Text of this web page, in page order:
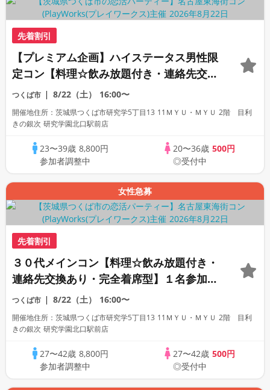
先着割引
【プレミアム企画】ハイステータス男性限
定コン【料理☆飲み放題付き・連絡先交換
あり・完全着席型】１名参加多数・初参加
も大歓迎☆
つくば市 8/22（土） 16:00〜
開催地住所：茨城県つくば市研究学5丁目13 11ＭＹＵ・ＭＹＵ 2階 目利
きの銀次 研究学園北口駅前店
23〜39歳 8,800円
参加者調整中
20〜36歳 500円
◎受付中
女性急募
先着割引
３０代メインコン【料理☆飲み放題付き・
連絡先交換あり・完全着席型】１名参加多
数・初参加も大歓迎☆
つくば市 8/22（土） 16:00〜
開催地住所：茨城県つくば市研究学5丁目13 11ＭＹＵ・ＭＹＵ 2階 目利
きの銀次 研究学園北口駅前店
27〜42歳 8,800円
参加者調整中
27〜42歳 500円
◎受付中